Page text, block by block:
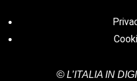
© L’ITALIA IN